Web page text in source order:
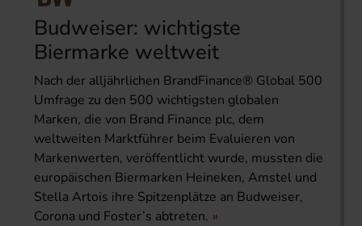
Budweiser: wichtigste
Biermarke weltweit
Nach der alljährlichen BrandFinance® Global 500
Umfrage zu den 500 wichtigsten globalen
Marken, die von Brand Finance plc, dem
weltweiten Marktführer beim Evaluieren von
Markenwerten, veröffentlicht wurde, mussten die
europäischen Biermarken Heineken, Amstel und
Stella Artois ihre Spitzenplätze an Budweiser,
Corona und Foster’s abtreten.